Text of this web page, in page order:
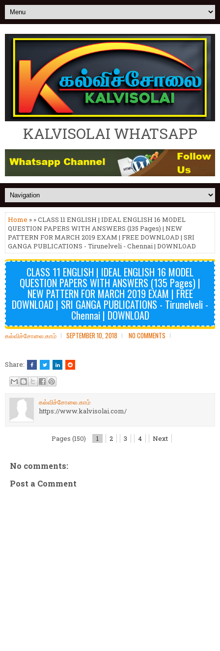
KALVISOLAI WHATSAPP
Home » » CLASS 11 ENGLISH | IDEAL ENGLISH 16 MODEL
QUESTION PAPERS WITH ANSWERS (135 Pages) | NEW
PATTERN FOR MARCH 2019 EXAM | FREE DOWNLOAD | SRI
GANGA PUBLICATIONS - Tirunelveli - Chennai | DOWNLOAD
CLASS 11 ENGLISH | IDEAL ENGLISH 16 MODEL
QUESTION PAPERS WITH ANSWERS (135 Pages) |
NEW PATTERN FOR MARCH 2019 EXAM | FREE
DOWNLOAD | SRI GANGA PUBLICATIONS - Tirunelveli -
Chennai | DOWNLOAD
கல்விச்சோலை.காம் SEPTEMBER 10, 2018 NO COMMENTS
Share:
கல்விச்சோலை.காம்
https://www.kalvisolai.com/
Pages (150) 1 2 3 4 Next
No comments:
Post a Comment